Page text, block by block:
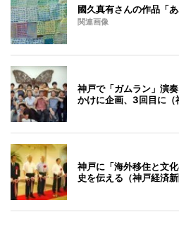
國久真有さんの作品「
関連画像
神戸で「ガムラン」演
かけに企画、3回目に（
神戸に「海外移住と文
史を伝える（神戸経済新